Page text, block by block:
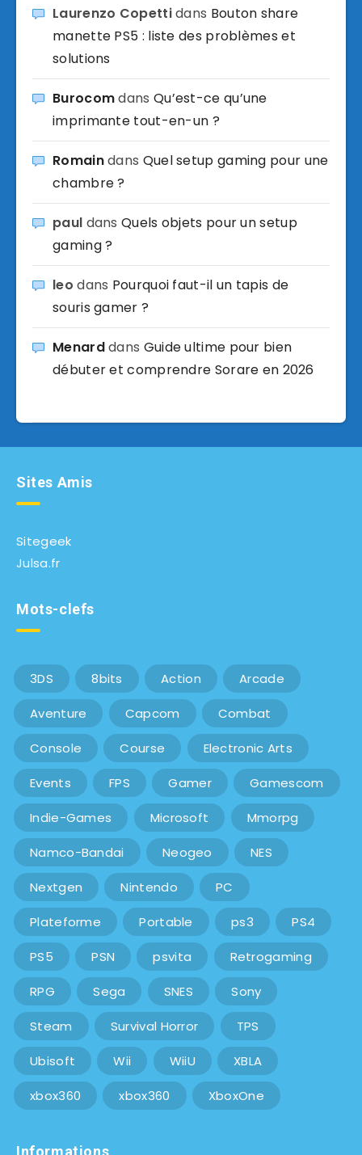
Laurenzo Copettidans Bouton share
manette PS5 : liste des problèmes et
solutions
Burocomdans Qu’est-ce qu’une
imprimante tout-en-un ?
Romaindans Quel setup gaming pour une
chambre ?
paul dansQuels objets pour un setup
gaming ?
leo dans Pourquoi faut-il un tapis de
souris gamer ?
Menarddans Guide ultime pour bien
débuter et comprendre Sorare en 2026
Sites Amis
Sitegeek
Julsa.fr
Mots-clefs
3DS 8bits Action Arcade
Aventure Capcom Combat
Console Course Electronic Arts
Events FPS Gamer Gamescom
Indie-Games Microsoft Mmorpg
Namco-Bandai Neogeo NES
Nextgen Nintendo PC
Plateforme Portable ps3 PS4
PS5 PSN psvita Retrogaming
RPG Sega SNES Sony
Steam Survival Horror TPS
Ubisoft Wii WiiU XBLA
xbox360 xbox360 XboxOne
Informations